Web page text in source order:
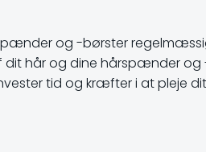
og -børster
dit hår og dine hårspænder
tid og kræfter i at pleje